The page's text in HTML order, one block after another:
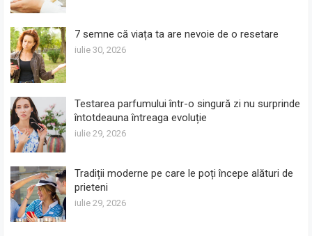
7 semne că viața ta are nevoie de o resetare
iulie 30, 2026
Testarea parfumului într-o singură zi nu surprinde
întotdeauna întreaga evoluție
iulie 29, 2026
Tradiții moderne pe care le poți începe alături de
prieteni
iulie 29, 2026